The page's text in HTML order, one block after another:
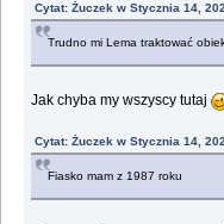
Cytat: Żuczek w Stycznia 14,
Trudno mi Lema traktować
Jak chyba my wszyscy tutaj
Cytat: Żuczek w Stycznia 14,
Fiasko mam z 1987 roku